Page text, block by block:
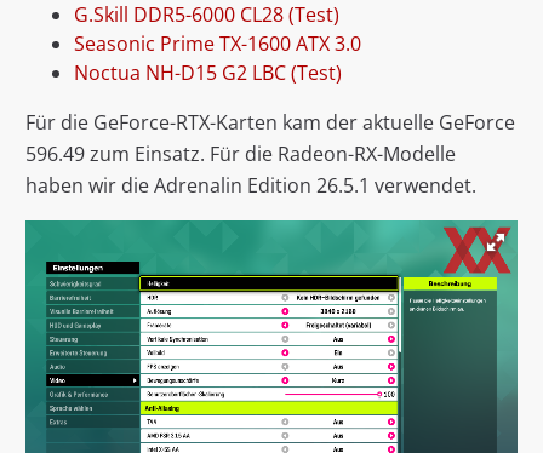
G.Skill DDR5-6000 CL28 (Test)
Seasonic Prime TX-1600 ATX 3.0
Noctua NH-D15 G2 LBC (Test)
Für die GeForce-RTX-Karten kam der aktuelle GeForce
596.49 zum Einsatz. Für die Radeon-RX-Modelle
haben wir die Adrenalin Edition 26.5.1 verwendet.